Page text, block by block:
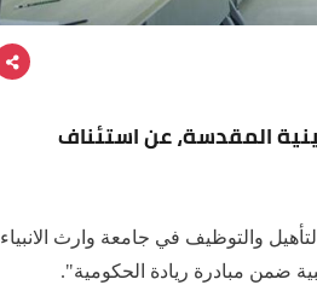
المقدسة، عن استئناف
والتوظيف في جامعة وارث الانبياء
ضمن مبادرة ريادة الحكومية".